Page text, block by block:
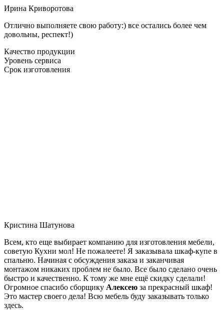
Ирина Криворотова
Отлично выполняете свою работу:) все остались более чем
довольны, респект!)
Качество продукции
Уровень сервиса
Срок изготовления
Кристина Шатунова
Всем, кто еще выбирает компанию для изготовления мебели,
советую Кухни мол! Не пожалеете! Я заказывала шкаф-купе в
спальню. Начиная с обсуждения заказа и заканчивая
монтажом никаких проблем не было. Все было сделано очень
быстро и качественно. К тому же мне ещё скидку сделали!
Огромное спасибо сборщику Алексею за прекрасный шкаф!
Это мастер своего дела! Всю мебель буду заказывать только
здесь.